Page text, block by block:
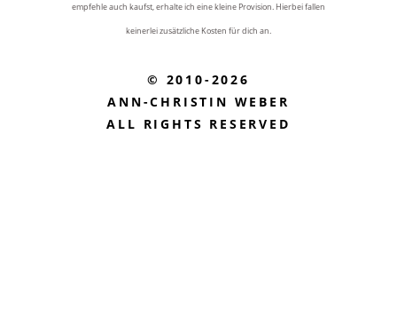
empfehle auch kaufst, erhalte ich eine kleine Provision. Hierbei fallen
keinerlei zusätzliche Kosten für dich an.
© 2010-2026
ANN-CHRISTIN WEBER
ALL RIGHTS RESERVED